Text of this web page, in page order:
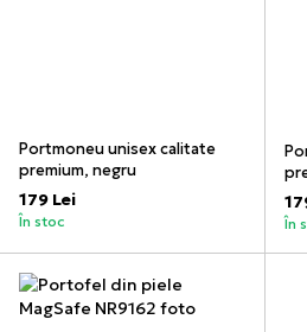
Portmoneu unisex calitate
premium, negru
179 Lei
În stoc În